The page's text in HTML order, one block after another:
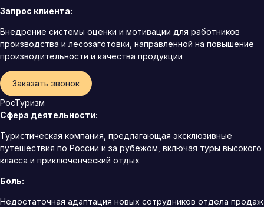
Запрос клиента:
Внедрение системы оценки и мотивации для работников
производства и лесозаготовки, направленной на повышение
производительности и качества продукции
Заказать звонок
РосТуризм
Сфера деятельности:
Туристическая компания, предлагающая эксклюзивные
путешествия по России и за рубежом, включая туры высокого
класса и приключенческий отдых
Боль:
Недостаточная адаптация новых сотрудников отдела продаж